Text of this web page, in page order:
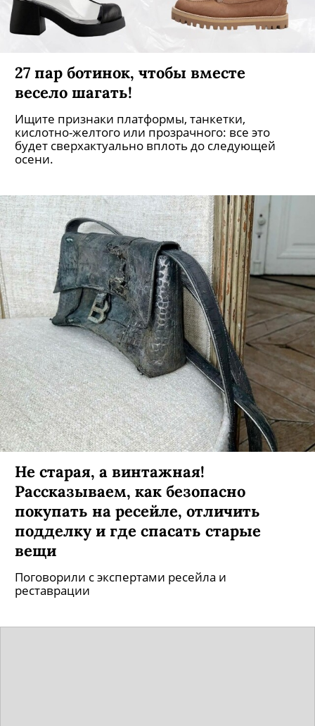
27 пар ботинок, чтобы вместе
весело шагать!
Ищите признаки платформы, танкетки,
кислотно-желтого или прозрачного: все это
будет сверхактуально вплоть до следующей
осени.
Не старая, а винтажная!
Рассказываем, как безопасно
покупать на ресейле, отличить
подделку и где спасать старые
вещи
Поговорили с экспертами ресейла и
реставрации